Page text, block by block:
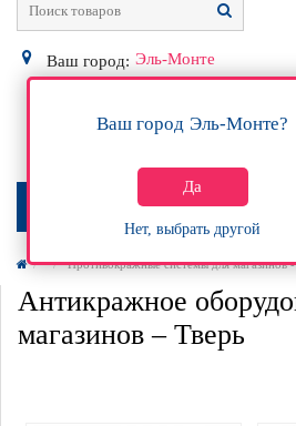
Ваш город: Эль-Монте
Ваш город Эль-Монте?
Да
Нет, выбрать другой
0Р
МЕНЮ
Противокражные системы для магазинов -
Антикражное
магазинов – Тверь